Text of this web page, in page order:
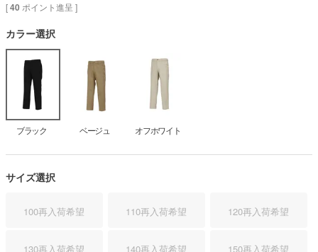
[40 ポイント進呈 ]
カラー選択
ブラック ベージュ オフホワイト
サイズ選択
100再入荷希望 110再入荷希望 120再入荷希望
130再入荷希望 140再入荷希望 150再入荷希望